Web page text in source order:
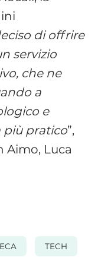
di offrire
servizio
che ne
a
e
più pratico”,
Aimo, Luca
TECH